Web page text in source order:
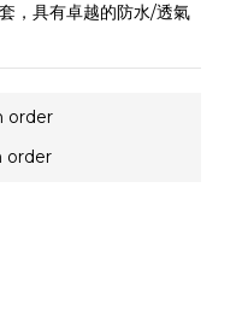
，具有卓越的防水/透氣
order
order